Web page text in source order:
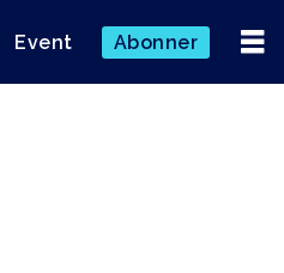
Event Abonner